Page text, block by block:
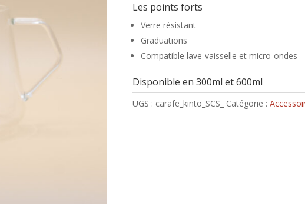
Les points forts
Verre résistant
Graduations
Compatible lave-vaisselle et micro-ondes
Disponible en 300ml et 600ml
UGS : carafe_kinto_SCS_ Catégorie :